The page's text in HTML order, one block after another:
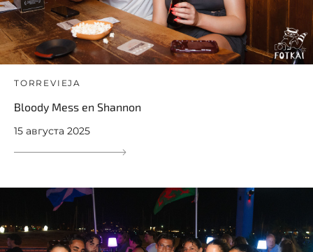
TORREVIEJA
Bloody Mess en Shannon
15 августа 2025